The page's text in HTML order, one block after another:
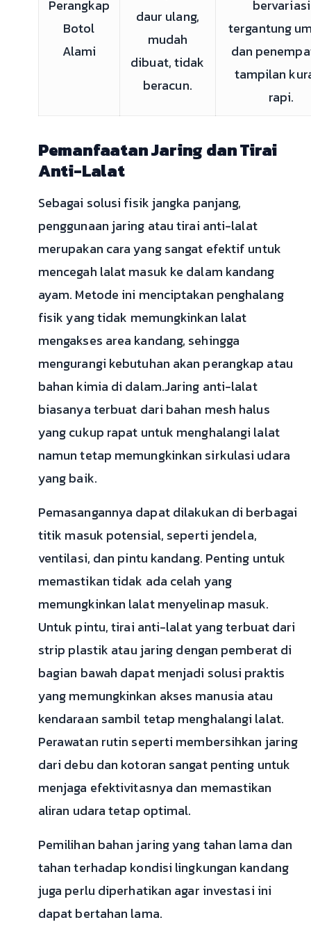
Perangkap
Botol
Alami
daur ulang,
mudah
dibuat, tidak
beracun.
bervariasi
tergantung
dan
tampilan
rapi.
Pemanfaatan Jaring dan Tirai
Anti-Lalat
Sebagai solusi fisik jangka panjang,
penggunaan jaring atau tirai anti-lalat
merupakan cara yang sangat efektif untuk
mencegah lalat masuk ke dalam kandang
ayam. Metode ini menciptakan penghalang
fisik yang tidak memungkinkan lalat
mengakses area kandang, sehingga
mengurangi kebutuhan akan perangkap atau
bahan kimia di dalam.Jaring anti-lalat
biasanya terbuat dari bahan mesh halus
yang cukup rapat untuk menghalangi lalat
namun tetap memungkinkan sirkulasi udara
yang baik.
Pemasangannya dapat dilakukan di berbagai
titik masuk potensial, seperti jendela,
ventilasi, dan pintu kandang. Penting untuk
memastikan tidak ada celah yang
memungkinkan lalat menyelinap masuk.
Untuk pintu, tirai anti-lalat yang terbuat dari
strip plastik atau jaring dengan pemberat di
bagian bawah dapat menjadi solusi praktis
yang memungkinkan akses manusia atau
kendaraan sambil tetap menghalangi lalat.
Perawatan rutin seperti membersihkan jaring
dari debu dan kotoran sangat penting untuk
menjaga efektivitasnya dan memastikan
aliran udara tetap optimal.
Pemilihan bahan jaring yang tahan lama dan
tahan terhadap kondisi lingkungan kandang
juga perlu diperhatikan agar investasi ini
dapat bertahan lama.